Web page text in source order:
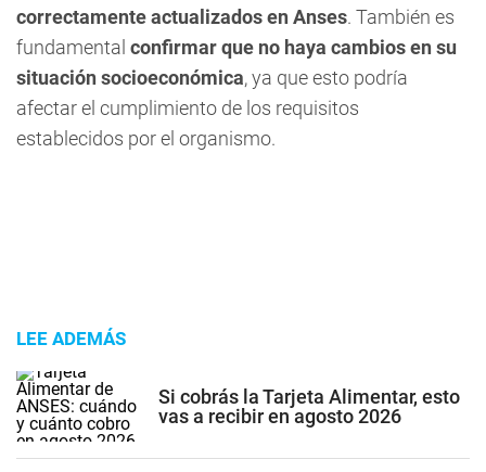
correctamente actualizados en Anses. También es
fundamental confirmar que no haya cambios en su
situación socioeconómica, ya que esto podría
afectar el cumplimiento de los requisitos
establecidos por el organismo.
LEE ADEMÁS
Si cobrás la Tarjeta Alimentar, esto
vas a recibir en agosto 2026